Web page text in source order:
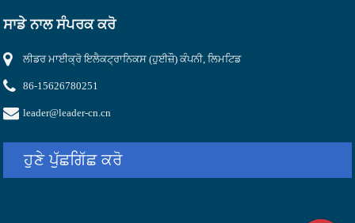
ਸਾਡੇ ਨਾਲ ਸੰਪਰਕ ਕਰੋ
ਲੀਡਰ ਮਾਈਕ੍ਰੋ ਇਲੈਕਟ੍ਰਾਨਿਕਸ (ਹੁਈਜ਼ੌ) ਕੰਪਨੀ, ਲਿਮਟਿਡ
86-15626780251
leader@leader-cn.cn
ਹੁਣੇ ਪੁੱਛਗਿੱਛ ਕਰੋ